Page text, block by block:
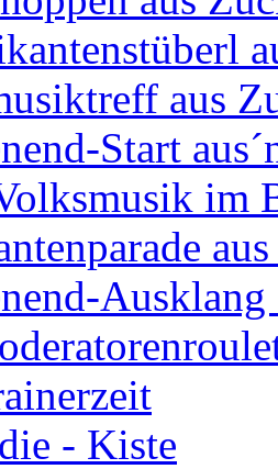
aus
Start
im
- Kiste